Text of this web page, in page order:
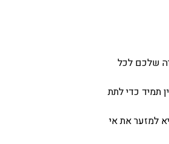
שלכם לכל
תמיד כדי לתת
למזער את אי